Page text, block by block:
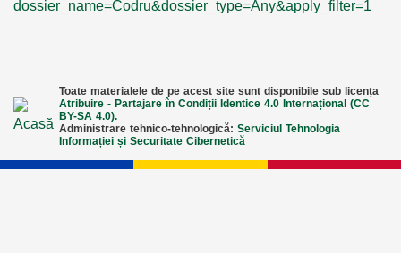
dossier_name=Codru&dossier_type=Any&apply_filter=1
Toate materialele de pe acest site sunt disponibile sub licența
Atribuire - Partajare în Condiții Identice 4.0 Internațional (CC
BY-SA 4.0).
Administrare tehnico-tehnologică: Serviciul Tehnologia
Informației și Securitate Cibernetică